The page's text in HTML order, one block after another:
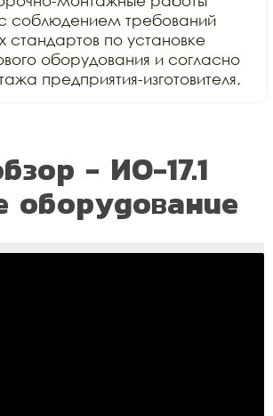
соблюдением требований
стандартов по установке
оборудования и согласно
предприятия-изготовителя.
- ИО-17.1
оборудование